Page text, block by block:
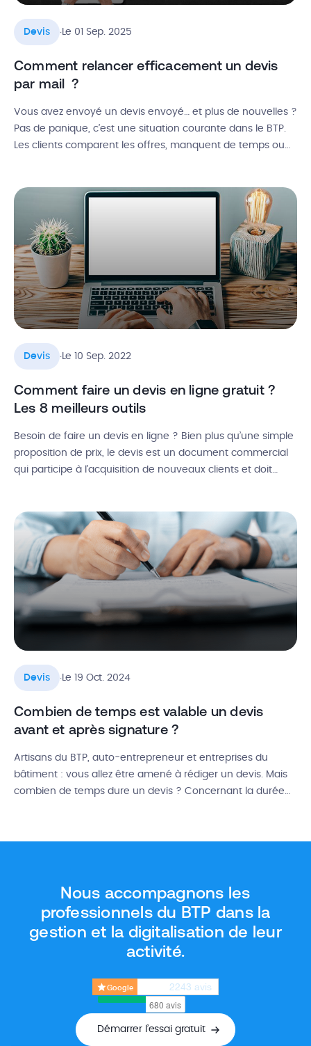
Devis .Le 01 Sep. 2025
Comment relancer efficacement un devis
par mail ?
Vous avez envoyé un devis envoyé… et plus de nouvelles ?
Pas de panique, c’est une situation courante dans le BTP.
Les clients comparent les offres, manquent de temps ou
suffit à raviver […]
Devis .Le 10 Sep. 2022
Comment faire un devis en ligne gratuit ?
Les 8 meilleurs outils
Besoin de faire un devis en ligne ? Bien plus qu’une simple
proposition de prix, le devis est un document commercial
qui participe à l’acquisition de nouveaux clients et doit
également de créer un devis gratuit en ligne de manière
Devis .Le 19 Oct. 2024
Combien de temps est valable un devis
avant et après signature ?
Artisans du BTP, auto-entrepreneur et entreprises du
bâtiment : vous allez être amené à rédiger un devis. Mais
combien de temps dure un devis ? Concernant la durée
document. Combien de temps est valable un devis […]
Nous accompagnons les
professionnels du BTP dans la
gestion et la digitalisation de leur
activité.
Google 2243 avis
Démarrer l’essai gratuit